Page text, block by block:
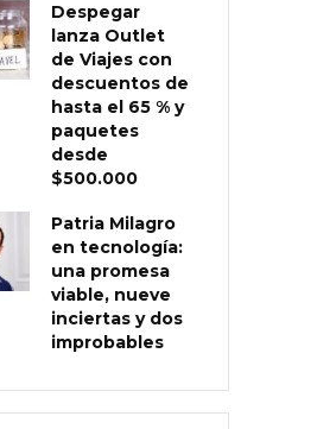
Despegar
lanza Outlet
de Viajes con
descuentos de
hasta el 65 % y
paquetes
desde
$500.000
Patria Milagro
en tecnología:
una promesa
viable, nueve
inciertas y dos
improbables